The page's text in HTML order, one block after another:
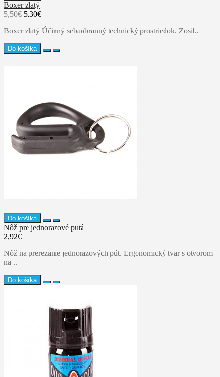
Boxer zlatý
5,50€ 5,30€
Boxer zlatý Účinný sebaobranný technický prostriedok. Zosil..
Do košíka
Do košíka
Nôž pre jednorazové putá
2,92€
Nôž na prerezanie jednorazových pút. Ergonomický tvar s otvorom
na ..
Do košíka